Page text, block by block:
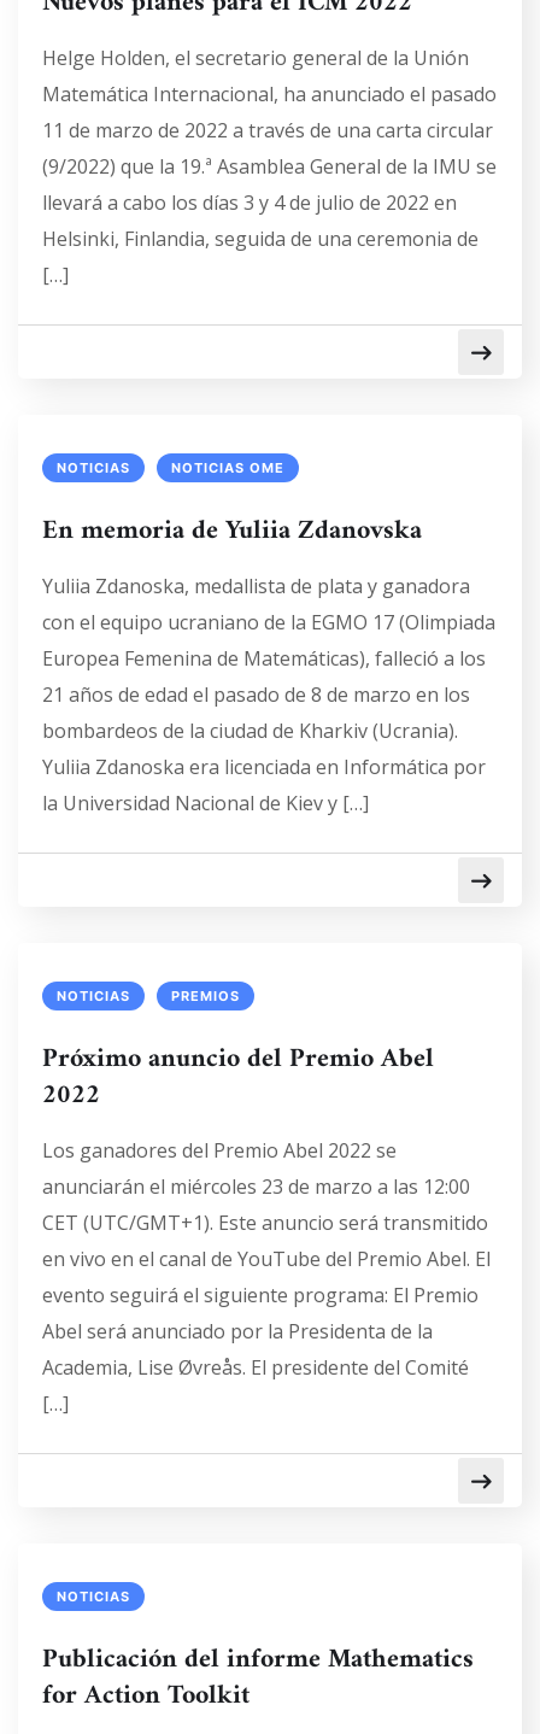
Helge Holden, el secretario general de la Unión
Matemática Internacional, ha anunciado el pasado
11 de marzo de 2022 a través de una carta circular
(9/2022) que la 19.ª Asamblea General de la IMU se
llevará a cabo los días 3 y 4 de julio de 2022 en
Helsinki, Finlandia, seguida de una ceremonia de
[…]
NOTICIAS NOTICIAS OME
En memoria de Yuliia Zdanovska
Yuliia Zdanoska, medallista de plata y ganadora
con el equipo ucraniano de la EGMO 17 (Olimpiada
Europea Femenina de Matemáticas), falleció a los
21 años de edad el pasado de 8 de marzo en los
bombardeos de la ciudad de Kharkiv (Ucrania).
Yuliia Zdanoska era licenciada en Informática por
la Universidad Nacional de Kiev y […]
NOTICIAS PREMIOS
Próximo anuncio del Premio Abel
2022
Los ganadores del Premio Abel 2022 se
anunciarán el miércoles 23 de marzo a las 12:00
CET (UTC/GMT+1). Este anuncio será transmitido
en vivo en el canal de YouTube del Premio Abel. El
evento seguirá el siguiente programa: El Premio
Abel será anunciado por la Presidenta de la
Academia, Lise Øvreås. El presidente del Comité
[…]
NOTICIAS
Publicación del informe Mathematics
for Action Toolkit